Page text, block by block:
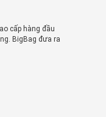
cấp hàng đầu
BigBag đưa ra